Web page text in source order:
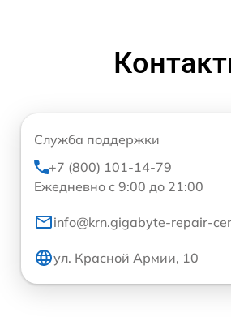
Служба поддержки
+7 (800) 101-14-79
Ежедневно с 9:00 до 21:00
info@krn.gigabyte-repair-
ул. Красной Армии, 10